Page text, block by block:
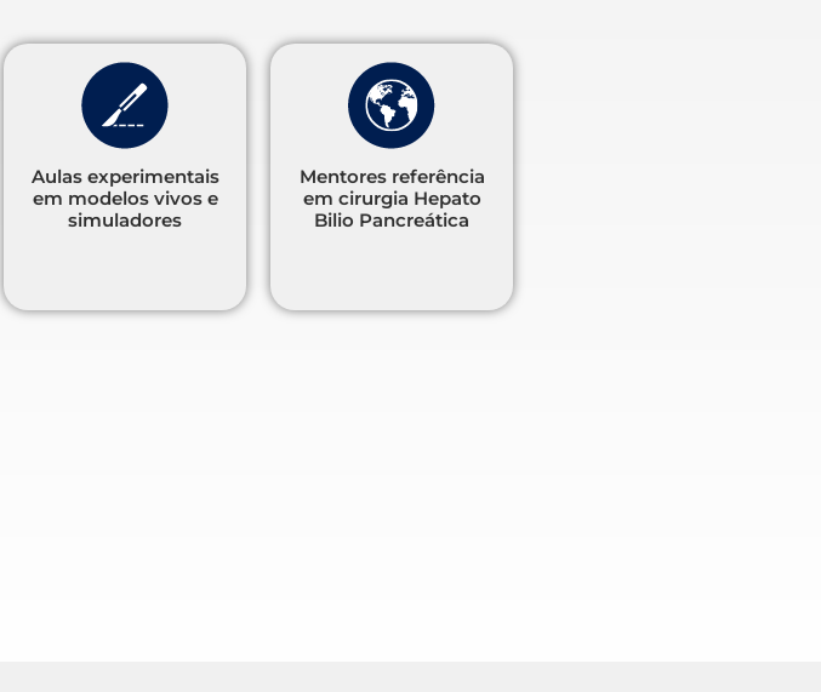
Aulas experimentais
em modelos vivos e
simuladores
Mentores referência
em cirurgia Hepato
Bilio Pancreática